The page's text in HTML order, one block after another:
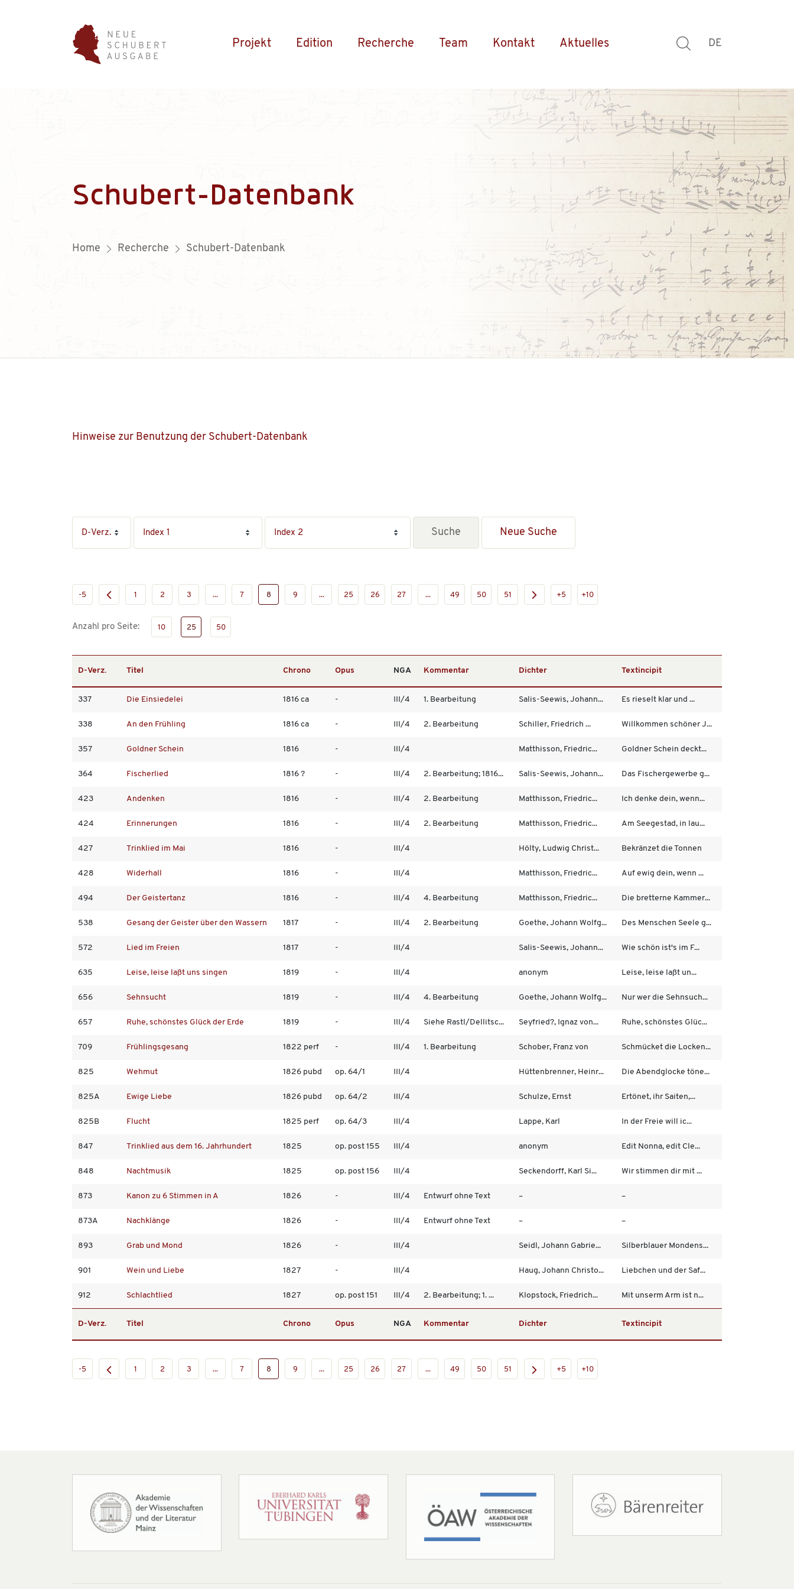
Projekt Edition Recherche Team Kontakt Aktuelles DE
Schubert-Datenbank
Home Recherche Schubert-Datenbank
Hinweise zur Benutzung der Schubert-Datenbank
Neue Suche
-5 1 2 3 ... 7 8 9 ... 25 26 27 ... 49 50 51 +5 +10
Anzahl pro Seite: 10 25 50
D-Verz. Titel Chrono Opus NGA Kommentar Dichter Textincipit
337 Die Einsiedelei 1816 ca - III/4 1. Bearbeitung Salis-Seewis, Johann... Es rieselt klar und ...
338 An den Frühling 1816 ca - III/4 2. Bearbeitung Schiller, Friedrich ... Willkommen schöner J...
357 Goldner Schein 1816 - III/4 Matthisson, Friedric... Goldner Schein deckt...
364 Fischerlied 1816 ? - III/4 2. Bearbeitung; 1816... Salis-Seewis, Johann... Das Fischergewerbe g...
423 Andenken 1816 - III/4 2. Bearbeitung Matthisson, Friedric... Ich denke dein, wenn...
424 Erinnerungen 1816 - III/4 2. Bearbeitung Matthisson, Friedric... Am Seegestad, in lau...
427 Trinklied im Mai 1816 - III/4 Hölty, Ludwig Christ... Bekränzet die Tonnen
428 Widerhall 1816 - III/4 Matthisson, Friedric... Auf ewig dein, wenn ...
494 Der Geistertanz 1816 - III/4 4. Bearbeitung Matthisson, Friedric... Die bretterne Kammer...
538 Gesang der Geister über den Wassern 1817 - III/4 2. Bearbeitung Goethe, Johann Wolfg... Des Menschen Seele g...
572 Lied im Freien 1817 - III/4 Salis-Seewis, Johann... Wie schön ist's im F...
635 Leise, leise laßt uns singen 1819 - III/4 anonym Leise, leise laßt un...
656 Sehnsucht 1819 - III/4 4. Bearbeitung Goethe, Johann Wolfg... Nur wer die Sehnsuch...
657 Ruhe, schönstes Glück der Erde 1819 - III/4 Siehe Rastl/Dellitsc... Seyfried?, Ignaz von... Ruhe, schönstes Glüc...
709 Frühlingsgesang 1822 perf - III/4 1. Bearbeitung Schober, Franz von Schmücket die Locken...
825 Wehmut 1826 pubd op. 64/1 III/4 Hüttenbrenner, Heinr... Die Abendglocke töne...
825A Ewige Liebe 1826 pubd op. 64/2 III/4 Schulze, Ernst Ertönet, ihr Saiten,...
825B Flucht 1825 perf op. 64/3 III/4 Lappe, Karl In der Freie will ic...
847 Trinklied aus dem 16. Jahrhundert 1825 op. post 155 III/4 anonym Edit Nonna, edit Cle...
848 Nachtmusik 1825 op. post 156 III/4 Seckendorff, Karl Si... Wir stimmen dir mit ...
873 Kanon zu 6 Stimmen in A 1826 - III/4 Entwurf ohne Text – –
873A Nachklänge 1826 - III/4 Entwurf ohne Text – –
893 Grab und Mond 1826 - III/4 Seidl, Johann Gabrie... Silberblauer Mondens...
901 Wein und Liebe 1827 - III/4 Haug, Johann Christo... Liebchen und der Saf...
912 Schlachtlied 1827 op. post 151 III/4 2. Bearbeitung; 1. ... Klopstock, Friedrich... Mit unserm Arm ist n...
D-Verz. Titel Chrono Opus NGA Kommentar Dichter Textincipit
-5 1 2 3 ... 7 8 9 ... 25 26 27 ... 49 50 51 +5 +10